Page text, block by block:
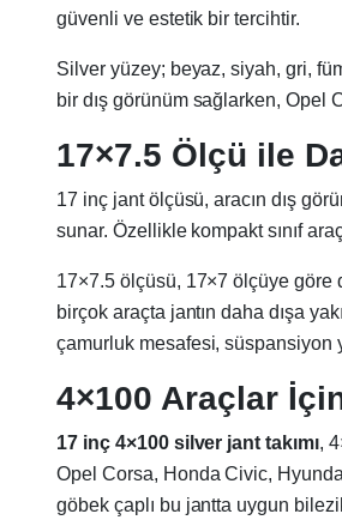
güvenli ve estetik bir tercihtir.
Silver yüzey; beyaz, siyah, gri,
bir dış görünüm sağlarken, Opel
17×7.5 Ölçü ile
17 inç jant ölçüsü, aracın dış
sunar. Özellikle kompakt sınıf
17×7.5 ölçüsü, 17×7 ölçüye göre
birçok araçta jantın daha dışa
çamurluk mesafesi,
4×100 Araçlar
17 inç 4×100 silver jant takımı,
Opel Corsa, Honda Civic,
göbek çaplı bu jantta uygun